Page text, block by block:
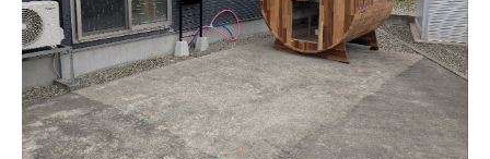
戸建て管理
施工事例